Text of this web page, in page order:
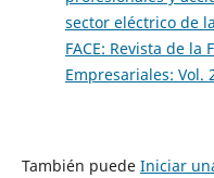
sector eléctrico de
FACE: Revista de la
Empresariales: Vol.
También puede Iniciar